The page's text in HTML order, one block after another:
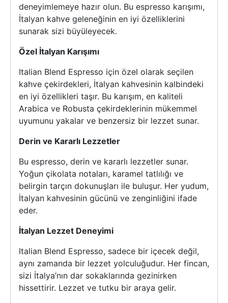
deneyimlemeye hazır olun. Bu espresso karışımı,
İtalyan kahve geleneğinin en iyi özelliklerini
sunarak sizi büyüleyecek.
Özel İtalyan Karışımı
Italian Blend Espresso için özel olarak seçilen
kahve çekirdekleri, İtalyan kahvesinin kalbindeki
en iyi özellikleri taşır. Bu karışım, en kaliteli
Arabica ve Robusta çekirdeklerinin mükemmel
uyumunu yakalar ve benzersiz bir lezzet sunar.
Derin ve Kararlı Lezzetler
Bu espresso, derin ve kararlı lezzetler sunar.
Yoğun çikolata notaları, karamel tatlılığı ve
belirgin tarçın dokunuşları ile buluşur. Her yudum,
İtalyan kahvesinin gücünü ve zenginliğini ifade
eder.
İtalyan Lezzet Deneyimi
Italian Blend Espresso, sadece bir içecek değil,
aynı zamanda bir lezzet yolculuğudur. Her fincan,
sizi İtalya’nın dar sokaklarında gezinirken
hissettirir. Lezzet ve tutku bir araya gelir.